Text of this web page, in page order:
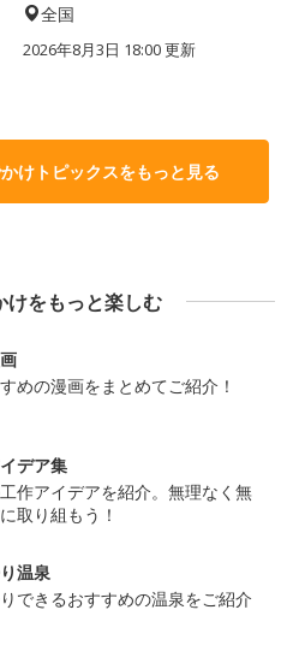
全国
2026年8月3日 18:00更新
けトピックスをもっと見る
けをもっと楽しむ
めの漫画をまとめてご紹介！
デア集
作アイデアを紹介。無理なく無
取り組もう！
温泉
できるおすすめの温泉をご紹介